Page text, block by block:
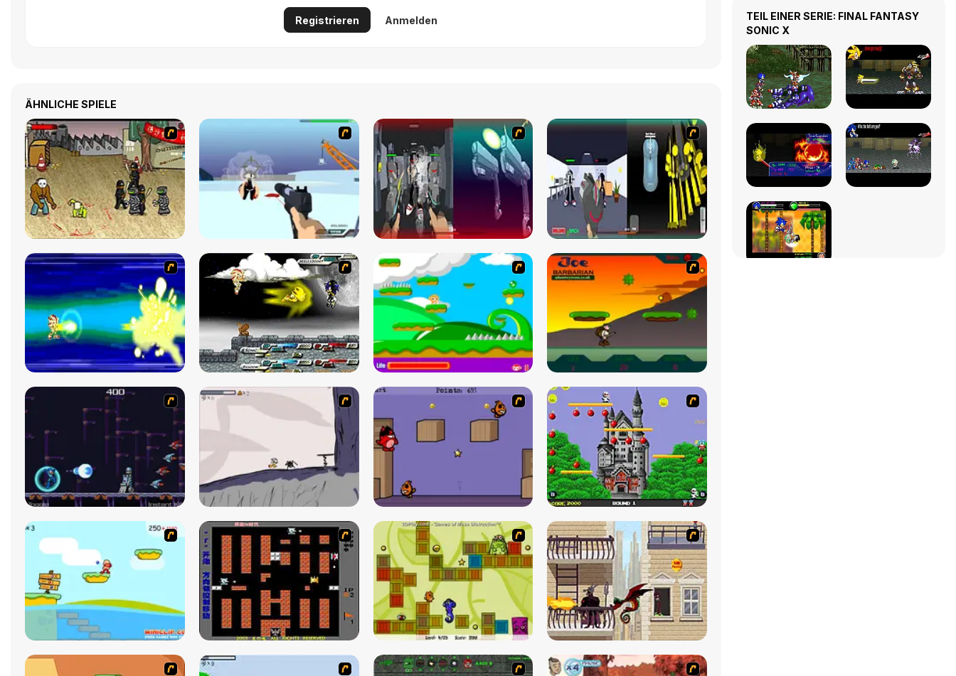
Registrieren Anmelden
ÄHNLICHE SPIELE
TEIL EINER SERIE: FINAL FANTASY
SONIC X